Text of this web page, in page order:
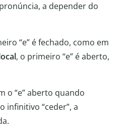
a depender do
“e” é fechado, como em
, o primeiro “e” é aberto,
o “e” aberto quando
infinitivo “ceder”, a